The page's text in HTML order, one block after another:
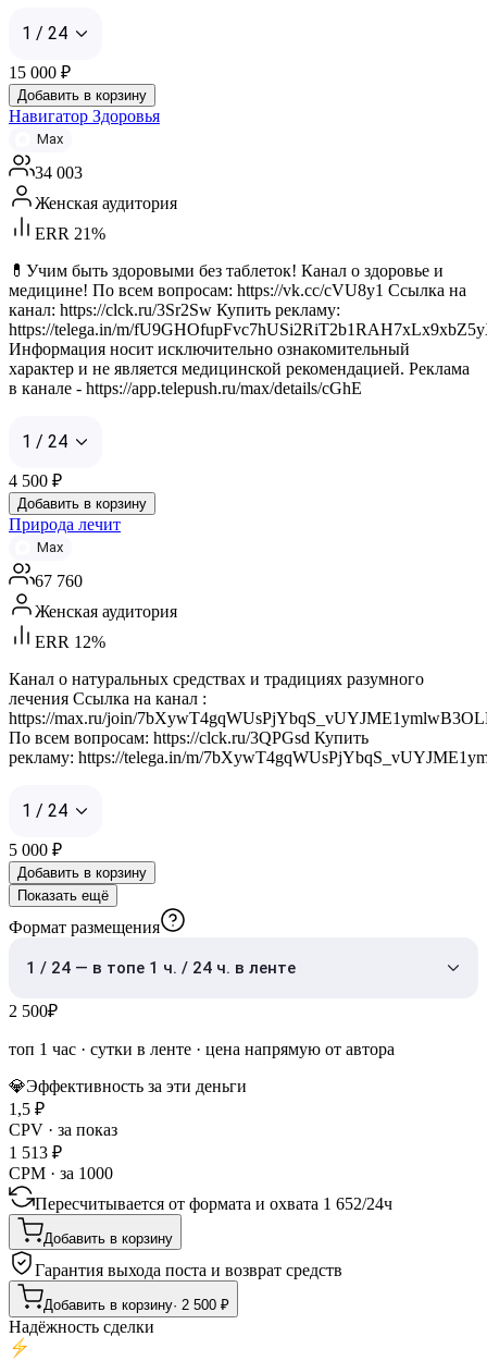
1 / 24
15 000 ₽
Добавить в корзину
Навигатор Здоровья
Max
34 003
Женская аудитория
ERR 21%
💊Учим быть здоровыми без таблеток! Канал о здоровье и
медицине! По всем вопросам: https://vk.cc/cVU8y1 Ссылка на
канал: https://clck.ru/3Sr2Sw Купить рекламу:
https://telega.in/m/
Информация носит исключительно ознакомительный
характер и не является медицинской рекомендацией. Реклама
в канале - https://app.telepush.ru/max/details/cGhE
1 / 24
4 500 ₽
Добавить в корзину
Природа лечит
Max
67 760
Женская аудитория
ERR 12%
Канал о натуральных средствах и традициях разумного
лечения Ссылка на канал :
https://max.ru/join/
По всем вопросам: https://clck.ru/3QPGsd Купить
рекламу: https://telega.in/m/
1 / 24
5 000 ₽
Добавить в корзину
Показать ещё
Формат размещения
1 / 24 — в топе 1 ч. / 24 ч. в ленте
2 500₽
топ 1 час · сутки в ленте · цена напрямую от автора
💎Эффективность за эти деньги
1,5 ₽
CPV · за показ
1 513 ₽
CPM · за 1000
Пересчитывается от формата и охвата 1 652/24ч
Добавить в корзину
Гарантия выхода поста и возврат средств
Добавить в корзину· 2 500 ₽
Надёжность сделки